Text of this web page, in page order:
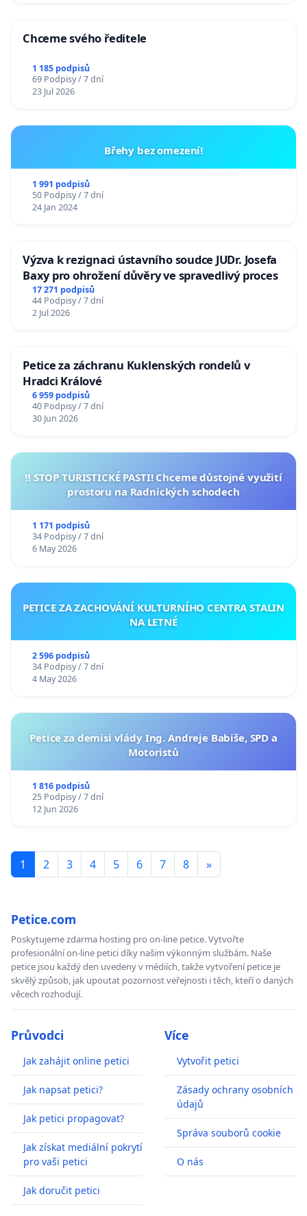
Chceme svého ředitele
1 185 podpisů
69 Podpisy / 7 dní
23 Jul 2026
Břehy bez omezení!
1 991 podpisů
50 Podpisy / 7 dní
24 Jan 2024
Výzva k rezignaci ústavního soudce JUDr. Josefa
Baxy pro ohrožení důvěry ve spravedlivý proces
17 271 podpisů
44 Podpisy / 7 dní
2 Jul 2026
Petice za záchranu Kuklenských rondelů v
Hradci Králové
6 959 podpisů
40 Podpisy / 7 dní
30 Jun 2026
‼️ STOP TURISTICKÉ PASTI! Chceme důstojné využití
prostoru na Radnických schodech
1 171 podpisů
34 Podpisy / 7 dní
6 May 2026
PETICE ZA ZACHOVÁNÍ KULTURNÍHO CENTRA STALIN
NA LETNÉ
2 596 podpisů
34 Podpisy / 7 dní
4 May 2026
Petice za demisi vlády Ing. Andreje Babiše, SPD a
Motoristů
1 816 podpisů
25 Podpisy / 7 dní
12 Jun 2026
1 2 3 4 5 6 7 8 »
Petice.com
Poskytujeme zdarma hosting pro on-line petice. Vytvořte
profesionální on-line petici díky našim výkonným službám. Naše
petice jsou každý den uvedeny v médiích, takže vytvoření petice je
skvělý způsob, jak upoutat pozornost veřejnosti i těch, kteří o daných
věcech rozhodují.
Průvodci
Jak zahájit online petici
Jak napsat petici?
Jak petici propagovat?
Jak získat mediální pokrytí
pro vaši petici
Jak doručit petici
Více
Vytvořit petici
Zásady ochrany osobních
údajů
Správa souborů cookie
O nás